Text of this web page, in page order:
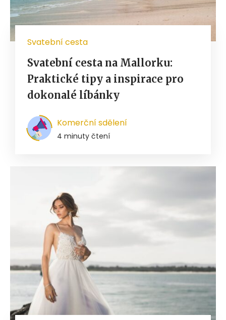
Svatební cesta
Svatební cesta na Mallorku:
Praktické tipy a inspirace pro
dokonalé líbánky
Komerční sdělení
4 minuty čtení